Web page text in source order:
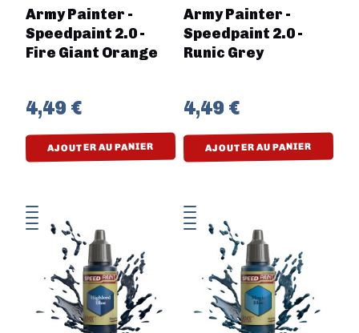
Army Painter -
Speedpaint 2.0 -
Fire Giant Orange
4,49 €
AJOUTER AU PANIER
Army Painter -
Speedpaint 2.0 -
Runic Grey
4,49 €
AJOUTER AU PANIER